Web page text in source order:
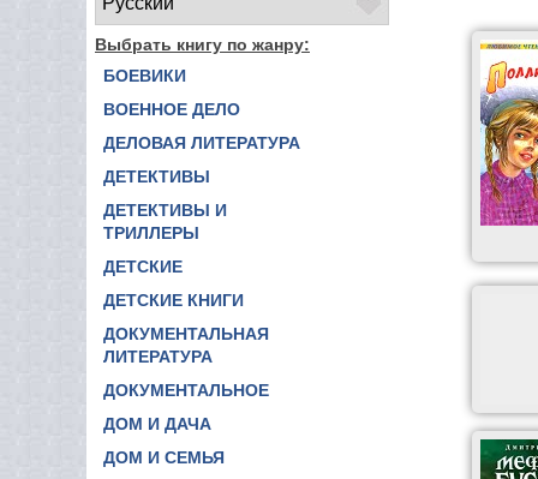
Выбрать книгу по жанру:
БОЕВИКИ
ВОЕННОЕ ДЕЛО
ДЕЛОВАЯ ЛИТЕРАТУРА
ДЕТЕКТИВЫ
ДЕТЕКТИВЫ И
ТРИЛЛЕРЫ
ДЕТСКИЕ
ДЕТСКИЕ КНИГИ
ДОКУМЕНТАЛЬНАЯ
ЛИТЕРАТУРА
ДОКУМЕНТАЛЬНОЕ
ДОМ И ДАЧА
ДОМ И СЕМЬЯ